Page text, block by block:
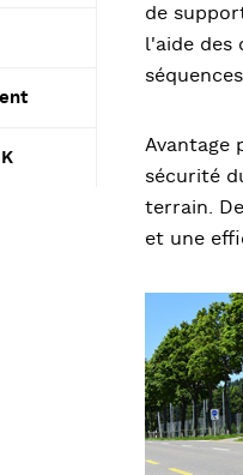
de
l'aide des
Avantage
sécurité
terrain.
et une